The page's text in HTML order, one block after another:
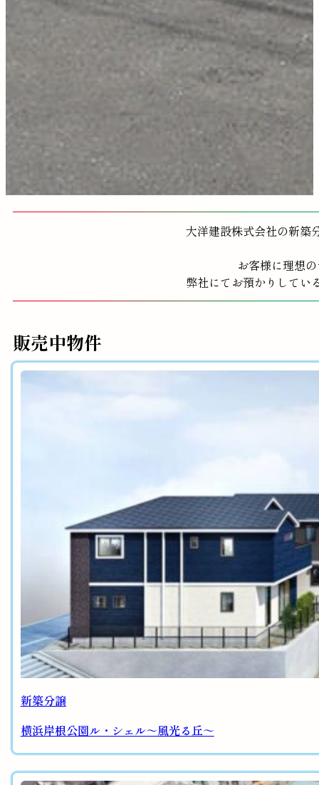
大洋建設株式会社の新築
お客様に理想
弊社にてお預かりしてい
販売中物件
新築分譲
横浜岸根公園ル・シェル～風光る丘～